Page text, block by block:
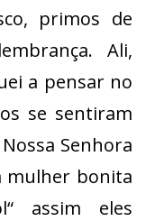
primos de
Ali,
a pensar no
se sentiram
Senhora
mulher bonita
assim eles